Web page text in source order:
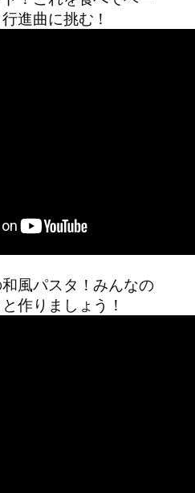
進曲に挑む！
風パスタ！みんなの
作りましょう！